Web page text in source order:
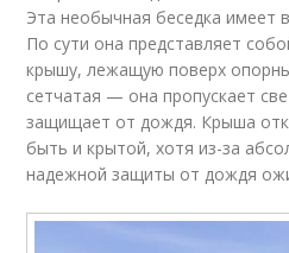
Эта необычная беседка имеет
По сути она представляет
крышу, лежащую поверх
сетчатая — она пропускает
защищает от дождя. Крыша
быть и крытой, хотя из-за
надежной защиты от дождя